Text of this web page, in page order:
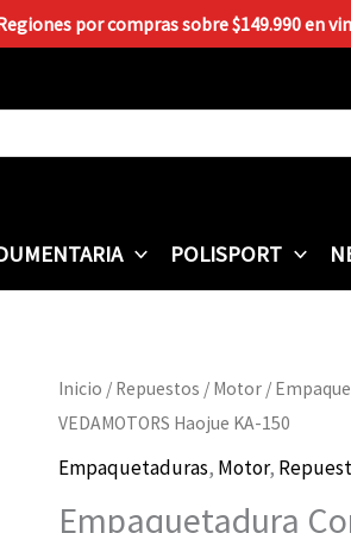
por compras sobre $149.990 en
POLISPORT
Inicio / Repuestos / Motor /
VEDAMOTORS Haojue KA-150
Empaquetaduras, Motor,
Empaquetadura
Empaquetadura
Completa
VEDAMOTORS